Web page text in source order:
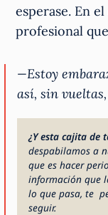
esperase. En
profesional
—Estoy
así, sin vueltas,
¿Y esta cajita de
despabilamos a
que es hacer
información que
lo que pasa, te
seguir.